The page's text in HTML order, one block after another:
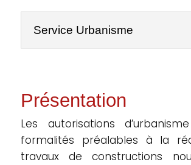
Service Urbanisme
Présentation
Les autorisations
formalités préalables à la
travaux de constructions